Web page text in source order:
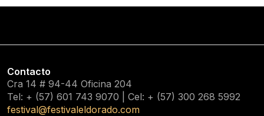
Contacto
Cra 14 # 94-44 Oficina 204
Tel: + (57) 601 743 9070 | Cel: + (57) 300 268 5992
festival@festivaleldorado.com